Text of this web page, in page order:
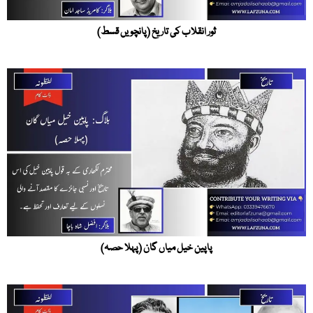
ثور انقلاب کی تاریخ (پانچویں قسط)
پاپین خیل میاں گان (پہلا حصہ)